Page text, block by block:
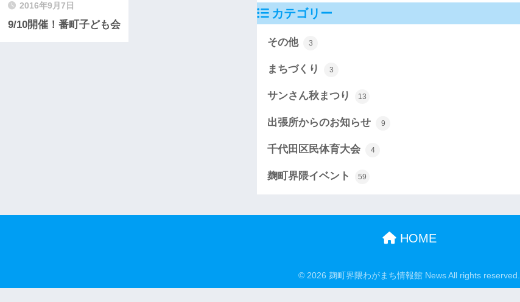
2016年9月7日
9/10開催！番町子ども会
カテゴリー
その他 3
まちづくり 3
サンさん秋まつり 13
出張所からのお知らせ 9
千代田区民体育大会 4
麹町界隈イベント 59
HOME
© 2026 麹町界隈わがまち情報館 News All rights reserved.